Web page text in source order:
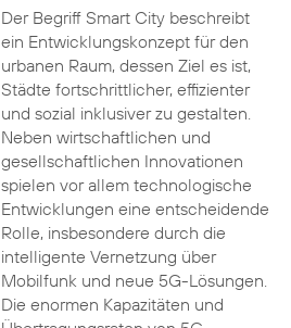
Der Begriff Smart City beschreibt
ein Entwicklungskonzept für den
urbanen Raum, dessen Ziel es ist,
Städte fortschrittlicher, effizienter
und sozial inklusiver zu gestalten.
Neben wirtschaftlichen und
gesellschaftlichen Innovationen
spielen vor allem technologische
Entwicklungen eine entscheidende
Rolle, insbesondere durch die
intelligente Vernetzung über
Mobilfunk und neue 5G-Lösungen.
Die enormen Kapazitäten und